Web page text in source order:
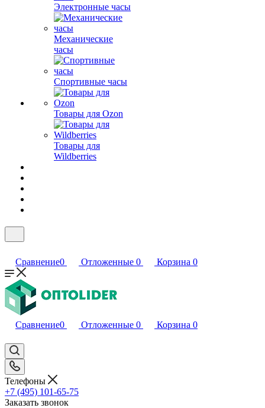
Электронные часы
Механические
часы
Спортивные часы
Товары для Ozon
Товары для
Wildberries
Сравнение0 Отложенные 0 Корзина 0
Сравнение0 Отложенные 0 Корзина 0
Телефоны
+7 (495) 101-65-75
Заказать звонок